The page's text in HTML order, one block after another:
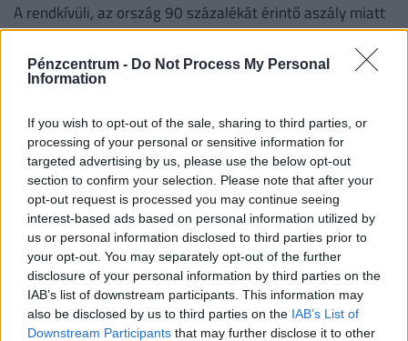
Pénzcentrum - Do Not Process My Personal
Information
If you wish to opt-out of the sale, sharing to third parties, or
processing of your personal or sensitive information for
targeted advertising by us, please use the below opt-out
section to confirm your selection. Please note that after your
opt-out request is processed you may continue seeing
interest-based ads based on personal information utilized by
us or personal information disclosed to third parties prior to
your opt-out. You may separately opt-out of the further
disclosure of your personal information by third parties on the
IAB’s list of downstream participants. This information may
also be disclosed by us to third parties on the IAB’s List of
Downstream Participants that may further disclose it to other
A rendkívüli, az ország 90 százalékát érintő aszály miatt
a kormány vízkorlátozásokat vezetett be az
ivóvízhálózaton a folyamatos lakossági ellátás
biztosítása érdekében.
Kettészakadt a magyar albérletpiac: elképesztő
roham indult ezekben a városokban, alig